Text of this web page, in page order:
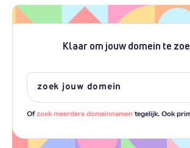
Klaar om jouw domein te
Ofzoek meerdere domeinnamentegelijk. Ook